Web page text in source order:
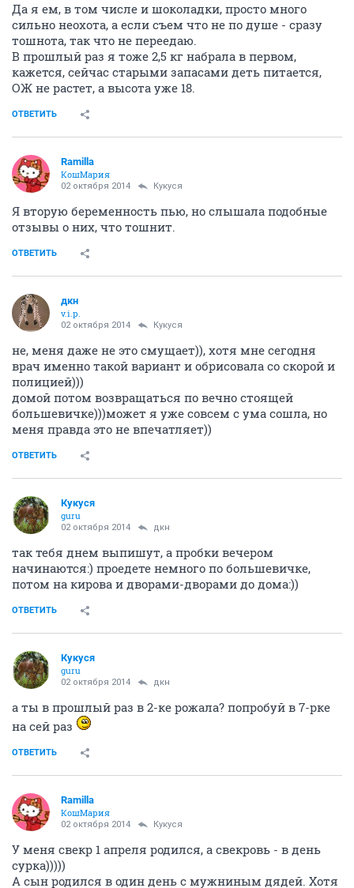
Да я ем, в том числе и шоколадки, просто много
сильно неохота, а если съем что не по душе - сразу
тошнота, так что не переедаю.
В прошлый раз я тоже 2,5 кг набрала в первом,
кажется, сейчас старыми запасами деть питается,
ОЖ не растет, а высота уже 18.
ОТВЕТИТЬ
Ramilla
КошМария
02 октября 2014 Кукуся
Я вторую беременность пью, но слышала подобные
отзывы о них, что тошнит.
ОТВЕТИТЬ
дкн
v.i.p.
02 октября 2014 Кукуся
не, меня даже не это смущает)), хотя мне сегодня
врач именно такой вариант и обрисовала со скорой и
полицией)))
домой потом возвращаться по вечно стоящей
большевичке)))может я уже совсем с ума сошла, но
меня правда это не впечатляет))
ОТВЕТИТЬ
Кукуся
guru
02 октября 2014 дкн
так тебя днем выпишут, а пробки вечером
начинаются:) проедете немного по большевичке,
потом на кирова и дворами-дворами до дома:))
ОТВЕТИТЬ
Кукуся
guru
02 октября 2014 дкн
а ты в прошлый раз в 2-ке рожала? попробуй в 7-рке
на сей раз
ОТВЕТИТЬ
Ramilla
КошМария
02 октября 2014 Кукуся
У меня свекр 1 апреля родился, а свекровь - в день
сурка)))))
А сын родился в один день с мужниным дядей. Хотя